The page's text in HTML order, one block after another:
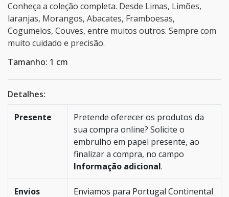
Conheça a coleção completa. Desde Limas, Limões,
laranjas, Morangos, Abacates, Framboesas,
Cogumelos, Couves, entre muitos outros. Sempre com
muito cuidado e precisão.
Tamanho: 1 cm
Detalhes:
Presente
Pretende oferecer os produtos da
sua compra online? Solicite o
embrulho em papel presente, ao
finalizar a compra, no campo
Informação adicional.
Envios Enviamos para Portugal Continental